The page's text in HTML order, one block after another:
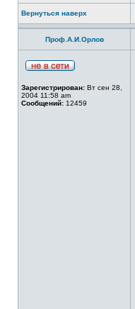
Вернуться наверх
Проф.А.И.Орлов
Зарегистрирован: Вт сен 28,
2004 11:58 am
Сообщений: 12459